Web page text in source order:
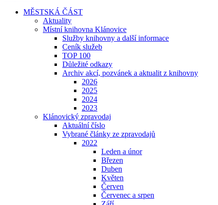
MĚSTSKÁ ČÁST
Aktuality
Místní knihovna Klánovice
Služby knihovny a další informace
Ceník služeb
TOP 100
Důležité odkazy
Archiv akcí, pozvánek a aktualit z knihovny
2026
2025
2024
2023
Klánovický zpravodaj
Aktuální číslo
Vybrané články ze zpravodajů
2022
Leden a únor
Březen
Duben
Květen
Červen
Červenec a srpen